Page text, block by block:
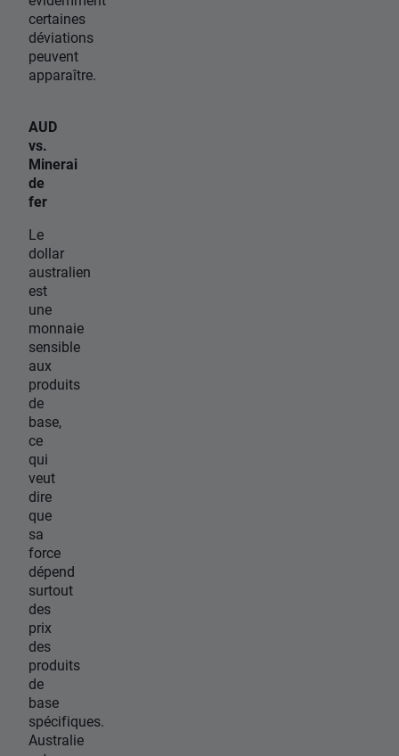
certaines
déviations
peuvent
apparaître.
AUD
vs.
Minerai
de
fer
Le
dollar
australien
est
une
monnaie
sensible
aux
produits
de
base,
ce
qui
veut
dire
que
sa
force
dépend
surtout
des
prix
des
produits
de
base
spécifiques.
Australie